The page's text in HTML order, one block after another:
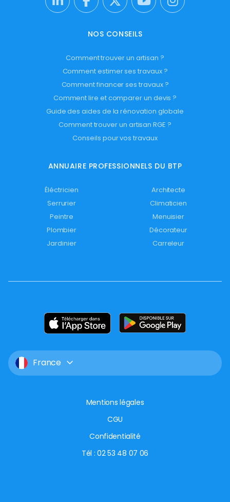
NOS CONSEILS
Comment trouver un artisan ?
Comment estimer ses travaux ?
Comment financer ses travaux ?
Comment lire et comparer un devis ?
Guide des aides de la rénovation globale
Comment trouver un artisan RGE ?
Conseils pour vos travaux
ANNUAIRE PROFESSIONNELS DU BTP
Éléctricien
Architecte
Serrurier
Climaticien
Peintre
Menuisier
Plombier
Décorateur
Jardinier
Carreleur
France
Mentions légales
CGU
Confidentialité
Tél : 02 53 48 07 06